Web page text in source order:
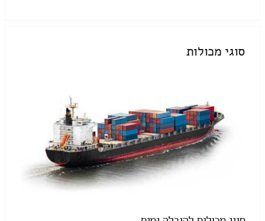
סוגי מכולות